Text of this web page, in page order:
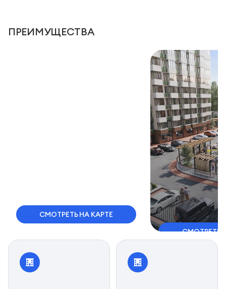
Площадь балконов
15,45 м
ПРЕИМУЩЕСТВА
СМОТРЕТЬ НА КАРТЕ
СМОТРЕТЬ